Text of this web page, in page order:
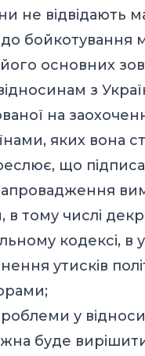
не відвідають
бойкотування
основних
з
на
яких вона
що
запровадження
тому числі
кодексі, в
утисків
у
буде вирішити